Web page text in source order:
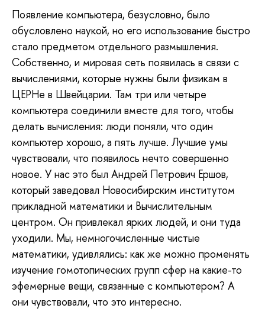
Появление компьютера, безусловно, было
обусловлено наукой, но его использование быстро
стало предметом отдельного размышления.
Собственно, и мировая сеть появилась в связи с
вычислениями, которые нужны были физикам в
ЦЕРНе в Швейцарии. Там три или четыре
компьютера соединили вместе для того, чтобы
делать вычисления: люди поняли, что один
компьютер хорошо, а пять лучше. Лучшие умы
чувствовали, что появилось нечто совершенно
новое. У нас это был Андрей Петрович Ершов,
который заведовал Новосибирским институтом
прикладной математики и Вычислительным
центром. Он привлекал ярких людей, и они туда
уходили. Мы, немногочисленные чистые
математики, удивлялись: как же можно променять
изучение гомотопических групп сфер на какие-то
эфемерные вещи, связанные с компьютером? А
они чувствовали, что это интересно.